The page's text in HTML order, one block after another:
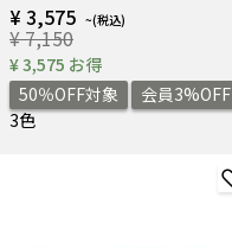
¥ 3,575
¥ 7,150
¥ 3,575 お得
50％OFF対象
会員3%OFF
3色